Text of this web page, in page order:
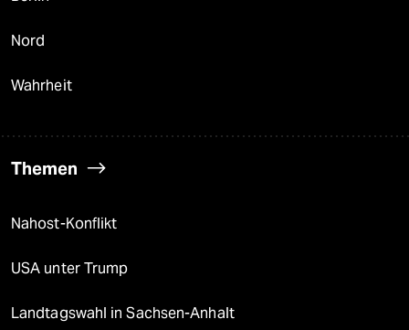
Nord
Wahrheit
Themen
Nahost-Konflikt
USA unter Trump
Landtagswahl in Sachsen-Anhalt